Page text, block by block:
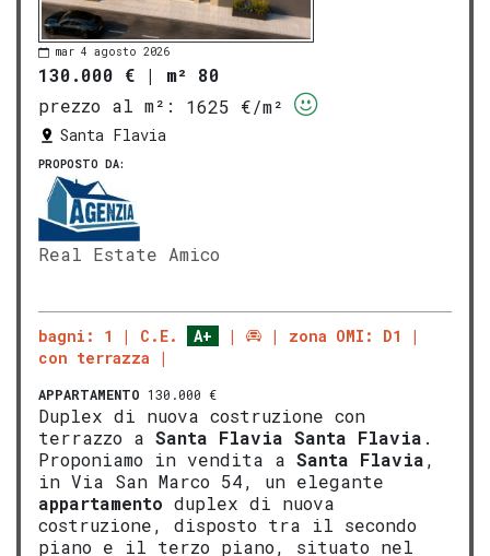
mar 4 agosto 2026
130.000 € | m² 80
prezzo al m²:
1625 €/m²
Santa Flavia
PROPOSTO DA:
Real Estate Amico
bagni: 1 C.E. A+
zona OMI: D1
con terrazza
APPARTAMENTO 130.000 €
Duplex di nuova costruzione con
terrazzo a Santa Flavia Santa Flavia .
Proponiamo in vendita a Santa Flavia,
in Via San Marco 54, un elegante
appartamento duplex di nuova
costruzione, disposto tra il secondo
piano e il terzo piano, situato nel